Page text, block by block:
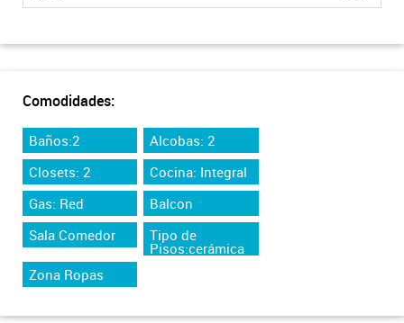
Comodidades:
Baños:2
Alcobas: 2
Closets: 2
Cocina: Integral
Gas: Red
Balcon
Sala Comedor
Tipo de
Pisos:cerámica
Zona Ropas